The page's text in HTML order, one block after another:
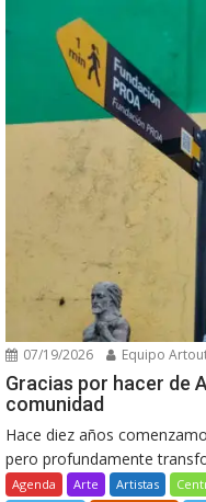
07/19/2026 Equipo
Gracias por hacer de
comunidad
Hace diez años
pero profundamente
Agenda Arte Artistas